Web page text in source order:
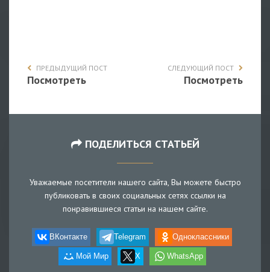
ПРЕДЫДУЩИЙ ПОСТ
Посмотреть
СЛЕДУЮЩИЙ ПОСТ
Посмотреть
ПОДЕЛИТЬСЯ СТАТЬЕЙ
Уважаемые посетители нашего сайта, Вы можете быстро
публиковать в своих социальных сетях ссылки на
понравившиеся статьи на нашем сайте.
ВКонтакте Telegram Одноклассники
Мой Мир X WhatsApp